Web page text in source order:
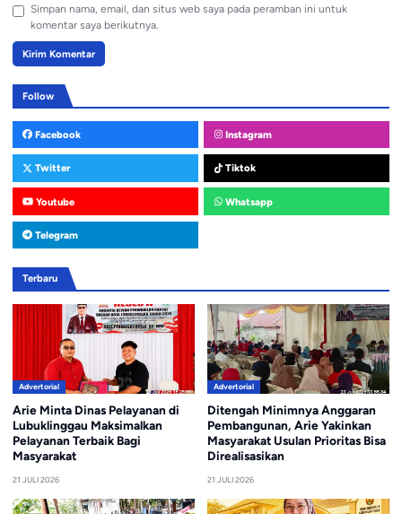
Simpan nama, email, dan situs web saya pada peramban ini untuk
komentar saya berikutnya.
Follow
Facebook Instagram
Twitter Tiktok
Youtube Whatsapp
Telegram
Terbaru
Advertorial
Arie Minta Dinas Pelayanan di
Lubuklinggau Maksimalkan
Pelayanan Terbaik Bagi
Masyarakat
21 JULI 2026
Advertorial
Ditengah Minimnya Anggaran
Pembangunan, Arie Yakinkan
Masyarakat Usulan Prioritas Bisa
Direalisasikan
21 JULI 2026